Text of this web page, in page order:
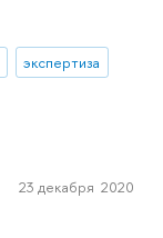
экспертиза
23 декабря 2020